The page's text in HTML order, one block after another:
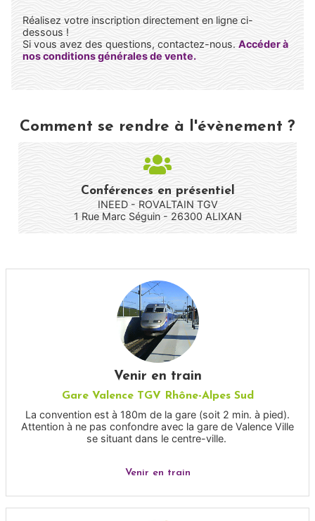
Réalisez votre inscription directement en ligne ci-
dessous !
Si vous avez des questions, contactez-nous. Accéder à
nos conditions générales de vente.
Comment se rendre à l'évènement ?
Conférences en présentiel
INEED - ROVALTAIN TGV
1 Rue Marc Séguin - 26300 ALIXAN​
Venir en train
Gare Valence TGV Rhône-Alpes Sud
La convention est à 180m de la gare (soit 2 min. à pied).
Attention à ne pas confondre avec la gare de Valence Ville
se situant dans le centre-ville.
Venir en train